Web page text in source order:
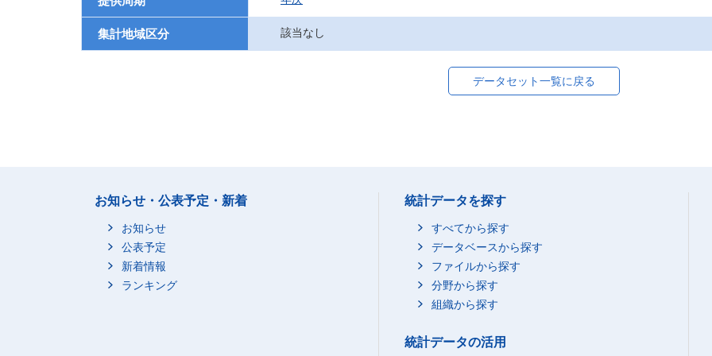
集計地域区分 該当なし
データセット一覧に戻る
お知らせ・公表予定・新着
お知らせ
公表予定
新着情報
ランキング
統計データを探す
すべてから探す
データベースから探す
ファイルから探す
分野から探す
組織から探す
統計データの活用